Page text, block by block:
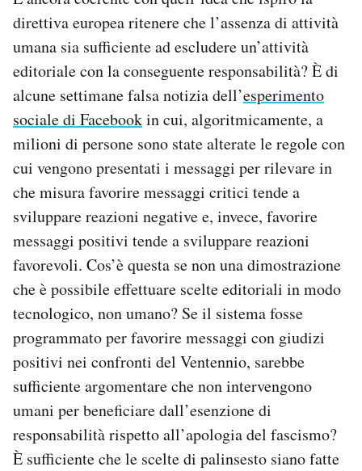
direttiva europea ritenere che l’assenza di attività
umana sia sufficiente ad escludere un’attività
editoriale con la conseguente responsabilità? È di
alcune settimane falsa notizia dell’esperimento
sociale di Facebookin cui, algoritmicamente, a
milioni di persone sono state alterate le regole con
cui vengono presentati i messaggi per rilevare in
che misura favorire messaggi critici tende a
sviluppare reazioni negative e, invece, favorire
messaggi positivi tende a sviluppare reazioni
favorevoli. Cos’è questa se non una dimostrazione
che è possibile effettuare scelte editoriali in modo
tecnologico, non umano? Se il sistema fosse
programmato per favorire messaggi con giudizi
positivi nei confronti del Ventennio, sarebbe
sufficiente argomentare che non intervengono
umani per beneficiare dall’esenzione di
responsabilità rispetto all’apologia del fascismo?
È sufficiente che le scelte di palinsesto siano fatte